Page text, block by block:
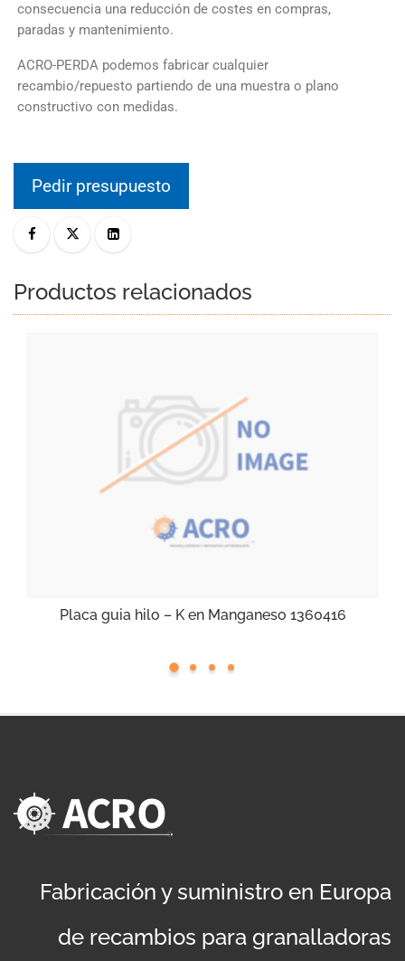
consecuencia una reducción de costes en compras,
paradas y mantenimiento.
ACRO-PERDA podemos fabricar cualquier
recambio/repuesto partiendo de una muestra o plano
constructivo con medidas.
Pedir presupuesto
Productos relacionados
Placa guia hilo – K en Manganeso 1360416
Fabricación y suministro en Europa
de recambios para granalladoras